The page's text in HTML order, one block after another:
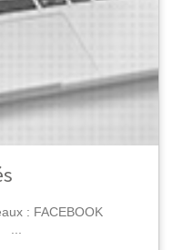
: FACEBOOK
...